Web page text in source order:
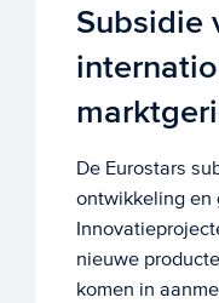
Subsidie
De Eurostars
ontwikkeling en
nieuwe
komen in